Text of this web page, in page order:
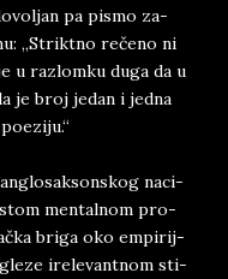
pa ­pi­smo za­
„Strikt­no rečeno ni
u raz­lom­ku duga da u
je broj je­dan i jed­na
na­ci­
men­tal­nom pro­
bri­ga oko em­pi­rij­
ire­le­vant­nom sti­